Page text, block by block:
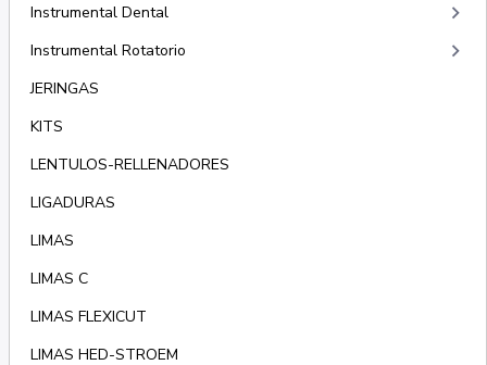
Instrumental Dental keyboard_arrow_right
Instrumental Rotatorio keyboard_arrow_right
JERINGAS
KITS
LENTULOS-RELLENADORES
LIGADURAS
LIMAS
LIMAS C
LIMAS FLEXICUT
LIMAS HED-STROEM